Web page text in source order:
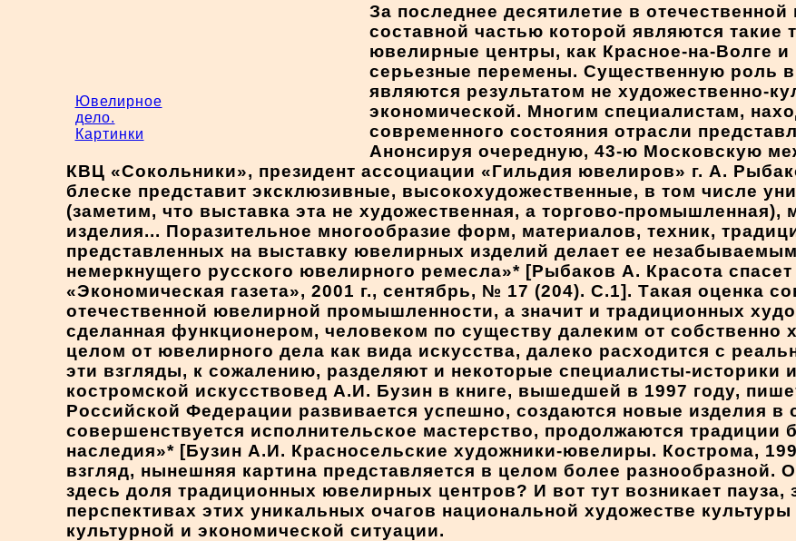
Ювелирное
дело.
Картинки
За последнее десятилетие в
составной частью которой являются
ювелирные центры, как Красное-на-Волге
серьезные перемены. Существенную роль
являются результатом не художественно-
экономической. Многим специалистам,
современного состояния отрасли
Анонсируя очередную, 43-ю Московскую
КВЦ «Сокольники», президент ассоциации «Гильдия ювелиров» г. А.
блеске представит эксклюзивные, высокохудожественные, в том числе
(заметим, что выставка эта не художественная, а торгово-
изделия... Поразительное многообразие форм, материалов, техник,
представленных на выставку ювелирных изделий делает ее
немеркнущего русского ювелирного ремесла»* [Рыбаков А. Красота
«Экономическая газета», 2001 г., сентябрь, № 17 (204). С.1]. Такая оценка
отечественной ювелирной промышленности, а значит и традиционных
сделанная функционером, человеком по существу далеким от собственно
целом от ювелирного дела как вида искусства, далеко расходится с
эти взгляды, к сожалению, разделяют и некоторые специалисты-историки
костромской искусствовед А.И. Бузин в книге, вышедшей в 1997 году,
Российской Федерации развивается успешно, создаются новые изделия в
совершенствуется исполнительское мастерство, продолжаются традиции
наследия»* [Бузин А.И. Красносельские художники-ювелиры. Кострома,
взгляд, нынешняя картина представляется в целом более разнообразной.
здесь доля традиционных ювелирных центров? И вот тут возникает
перспективах этих уникальных очагов национальной художестве
культурной и экономической ситуации.